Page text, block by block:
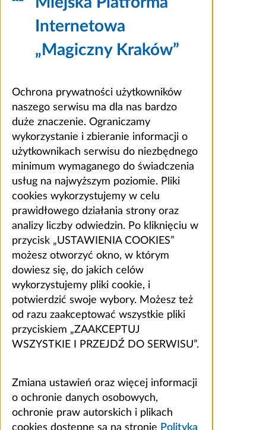
Internetowa
„Magiczny Kraków”
Ochrona prywatności użytkowników
naszego serwisu ma dla nas bardzo
duże znaczenie. Ograniczamy
wykorzystanie i zbieranie informacji o
użytkownikach serwisu do niezbędnego
minimum wymaganego do świadczenia
usług na najwyższym poziomie. Pliki
cookies wykorzystujemy w celu
prawidłowego działania strony oraz
analizy liczby odwiedzin. Po kliknięciu w
przycisk „USTAWIENIA COOKIES”
możesz otworzyć okno, w którym
dowiesz się, do jakich celów
wykorzystujemy pliki cookie, i
potwierdzić swoje wybory. Możesz też
od razu zaakceptować wszystkie pliki
przyciskiem „ZAAKCEPTUJ
WSZYSTKIE I PRZEJDŹ DO SERWISU”.
Zmiana ustawień oraz więcej informacji
o ochronie danych osobowych,
ochronie praw autorskich i plikach
cookies dostępne są na stronie Polityka